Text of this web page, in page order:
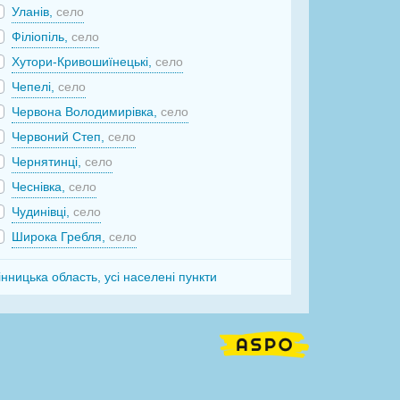
Уланів,село
Філіопіль,село
Хутори-Кривошиїнецькі,село
Чепелі,село
Червона Володимирівка,село
Червоний Степ,село
Чернятинці,село
Чеснівка,село
Чудинівці,село
Широка Гребля,село
область, усі населені пункти